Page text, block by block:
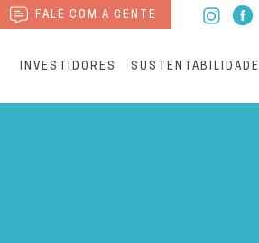
FALE COM A GENTE
INVESTIDORES SUSTENTABILIDADE